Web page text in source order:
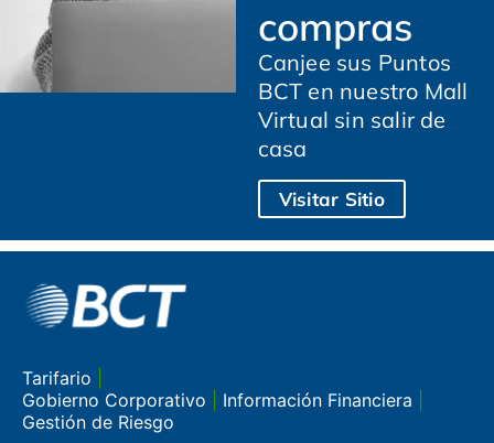
compras
Canjee sus Puntos
BCT en nuestro Mall
Virtual sin salir de
casa
Visitar Sitio
Tarifario
Gobierno Corporativo
Información Financiera
Gestión de Riesgo